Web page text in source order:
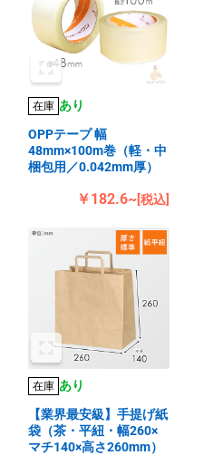
在庫 あり
OPPテープ 幅
48mm×100m巻（軽・中
梱包用／0.042mm厚）
￥182.6~[税込]
在庫 あり
【業界最安級】手提げ紙
袋（茶・平紐・幅260×
マチ140×高さ260mm）